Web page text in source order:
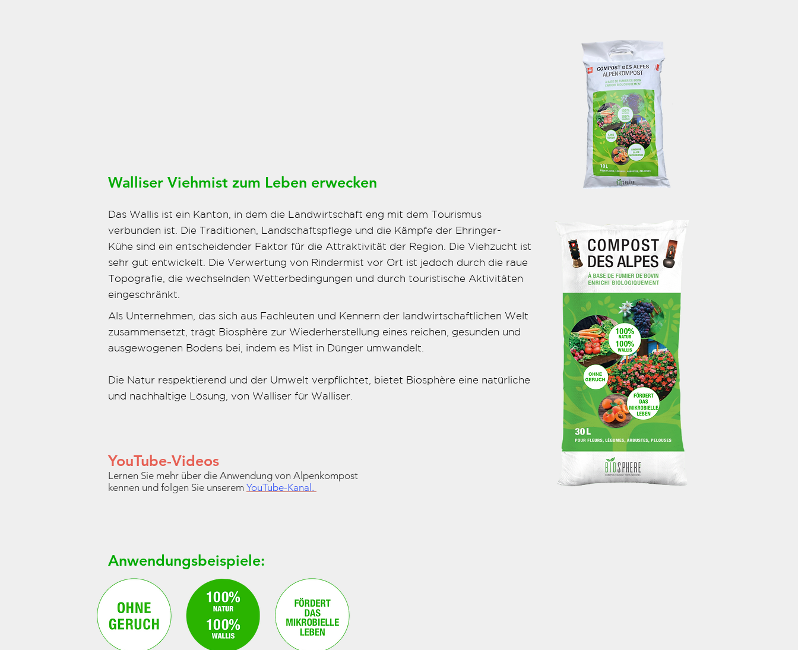
Walliser Viehmist zum Leben erwecken
Das Wallis ist ein Kanton, in dem die Landwirtschaft eng mit dem Tourismus
verbunden ist. Die Traditionen, Landschaftspflege und die Kämpfe der Ehringer-
Kühe sind ein entscheidender Faktor für die Attraktivität der Region. Die Viehzucht ist
sehr gut entwickelt. Die Verwertung von Rindermist vor Ort ist jedoch durch die raue
Topografie, die wechselnden Wetterbedingungen und durch touristische Aktivitäten
eingeschränkt.
Als Unternehmen, das sich aus Fachleuten und Kennern der landwirtschaftlichen Welt
zusammensetzt, trägt Biosphère zur Wiederherstellung eines reichen, gesunden und
ausgewogenen Bodens bei, indem es Mist in Dünger umwandelt.
Die Natur respektierend und der Umwelt verpflichtet, bietet Biosphère eine natürliche
und nachhaltige Lösung, von Walliser für Walliser.
YouTube-Videos
Lernen Sie mehr über die Anwendung von Alpenkompost
kennen und folgen Sie unserem YouTube-Kanal.
Anwendungsbeispiele: